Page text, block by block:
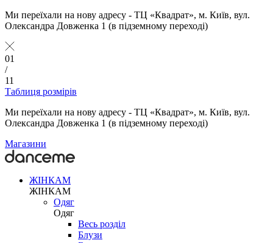
Ми переїхали на нову адресу - ТЦ «Квадрат», м. Київ, вул.
Олександра Довженка 1 (в підземному переході)
01
/
11
Таблиця розмірів
Ми переїхали на нову адресу - ТЦ «Квадрат», м. Київ, вул.
Олександра Довженка 1 (в підземному переході)
Магазини
ЖІНКАМ
ЖІНКАМ
Одяг
Одяг
Весь розділ
Блузи